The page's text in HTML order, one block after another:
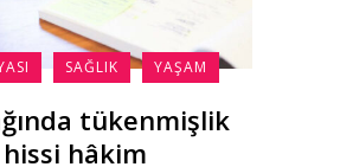
SAĞLIK YAŞAM
tükenmişlik
hissi hâkim